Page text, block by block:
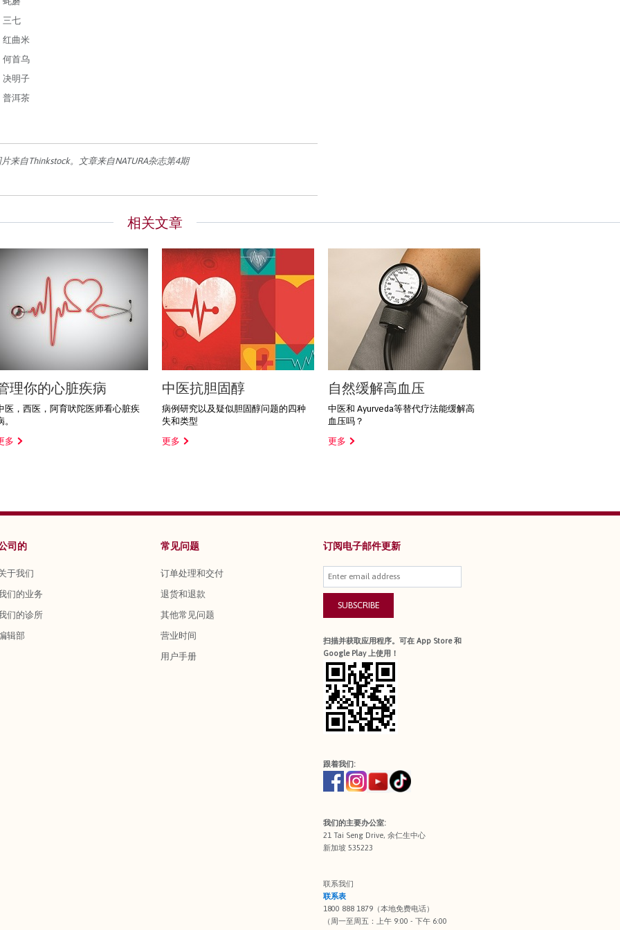
三七
红曲米
何首乌
决明子
普洱茶
来自Thinkstock。文章来自NATURA杂志第4期
理你的心脏疾病
医，西医，阿育吠陀医师看心脏疾
。
多
中医抗胆固醇
病例研究以及疑似胆固醇问题的四种
失和类型
更多
自然缓解高血压
中医和 Ayurveda等替代疗法能缓解高
血压吗？
更多
司的
于我们
们的业务
们的诊所
辑部
常见问题
订单处理和交付
退货和退款
其他常见问题
营业时间
用户手册
订阅电子邮件更新
SUBSCRIBE
扫描并获取应用程序。可在 App Store 和
Google Play 上使用！
跟着我们:
我们的主要办公室:
21 Tai Seng Drive, 余仁生中心
新加坡 535223
联系我们
联系表
1800 888 1879（本地免费电话）
（周一至周五：上午 9:00 - 下午 6:00